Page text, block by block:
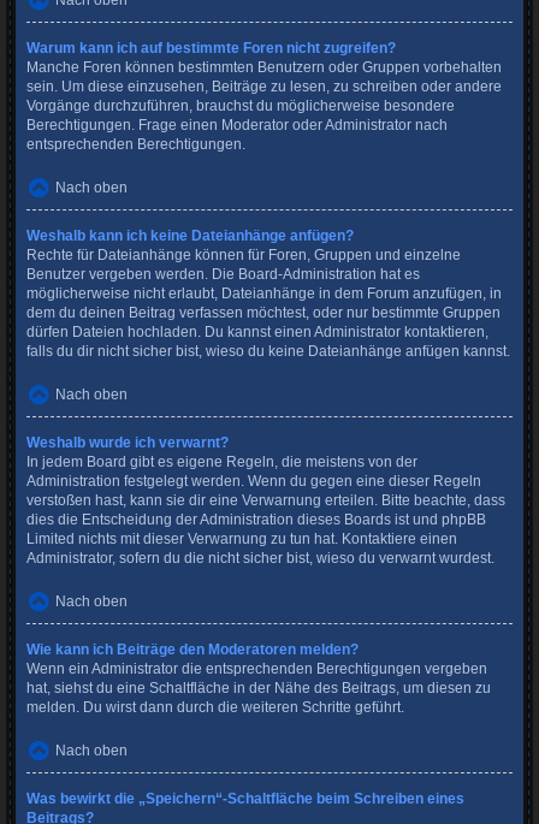
Warum kann ich auf bestimmte Foren nicht zugreifen?
Manche Foren können bestimmten Benutzern oder Gruppen vorbehalten
sein. Um diese einzusehen, Beiträge zu lesen, zu schreiben oder andere
Vorgänge durchzuführen, brauchst du möglicherweise besondere
Berechtigungen. Frage einen Moderator oder Administrator nach
entsprechenden Berechtigungen.
Nach oben
Weshalb kann ich keine Dateianhänge anfügen?
Rechte für Dateianhänge können für Foren, Gruppen und einzelne
Benutzer vergeben werden. Die Board-Administration hat es
möglicherweise nicht erlaubt, Dateianhänge in dem Forum anzufügen, in
dem du deinen Beitrag verfassen möchtest, oder nur bestimmte Gruppen
dürfen Dateien hochladen. Du kannst einen Administrator kontaktieren,
falls du dir nicht sicher bist, wieso du keine Dateianhänge anfügen kannst.
Nach oben
Weshalb wurde ich verwarnt?
In jedem Board gibt es eigene Regeln, die meistens von der
Administration festgelegt werden. Wenn du gegen eine dieser Regeln
verstoßen hast, kann sie dir eine Verwarnung erteilen. Bitte beachte, dass
dies die Entscheidung der Administration dieses Boards ist und phpBB
Limited nichts mit dieser Verwarnung zu tun hat. Kontaktiere einen
Administrator, sofern du die nicht sicher bist, wieso du verwarnt wurdest.
Nach oben
Wie kann ich Beiträge den Moderatoren melden?
Wenn ein Administrator die entsprechenden Berechtigungen vergeben
hat, siehst du eine Schaltfläche in der Nähe des Beitrags, um diesen zu
melden. Du wirst dann durch die weiteren Schritte geführt.
Nach oben
Was bewirkt die „Speichern“-Schaltfläche beim Schreiben eines
Beitrags?